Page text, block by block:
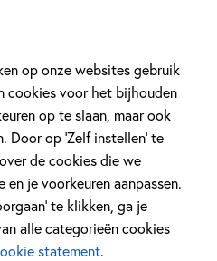
op onze websites gebruik
cookies voor het bijhouden
op te slaan, maar ook
op ‘Zelf instellen’ te
de cookies die we
je voorkeuren aanpassen.
te klikken, ga je
alle categorieën cookies
statement.
22 DECEMBER 2025
Ons
‘Vraag het
Kinderpanel